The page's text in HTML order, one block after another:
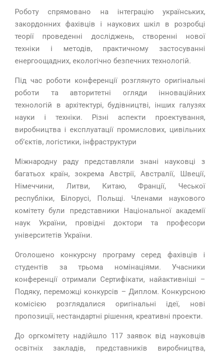
Роботу спрямовано на інтеграцію українських,
закордонних фахівців і наукових шкіл в розробці
теорії проведенні досліджень, створенні нової
техніки і методів, практичному застосуванні
енергоощадних, екологічно безпечних технологій.
Під час роботи конференції розглянуто оригінальні
роботи та авторитетні огляди інноваційних
технологій в архітектурі, будівництві, інших галузях
науки і техніки. Різні аспекти проектування,
виробництва і експлуатації промислових, цивільних
об’єктів, логістики, інфраструктури
Міжнародну раду представляли знані науковці з
багатьох країн, зокрема Австрії, Австралії, Швеції,
Німеччини, Литви, Китаю, Франції, Чеської
республіки, Білорусі, Польщі. Членами наукового
комітету були представники Національної академії
наук України, провідні доктори та професори
університетів України.
Оголошено конкурсну програму серед фахівців і
студентів за трьома номінаціями. Учасники
конференції отримали Сертифікати, найактивніші –
Подяку, переможці конкурсів – Диплом. Конкурсною
комісією розглядалися оригінальні ідеї, нові
пропозиції, нестандартні рішення, креативні проекти.
До оргкомітету надійшло 117 заявок від науковців
освітніх закладів, представників виробництва,